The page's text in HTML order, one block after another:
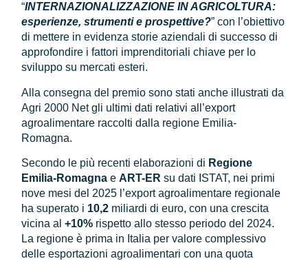
“INTERNAZIONALIZZAZIONE IN AGRICOLTURA:
esperienze, strumenti e prospettive?” con l’obiettivo
di mettere in evidenza storie aziendali di successo di
approfondire i fattori imprenditoriali chiave per lo
sviluppo su mercati esteri.
Alla consegna del premio sono stati anche illustrati da
Agri 2000 Net gli ultimi dati relativi all’export
agroalimentare raccolti dalla regione Emilia-
Romagna.
Secondo le più recenti elaborazioni di Regione
Emilia-Romagna eART-ER su dati ISTAT, nei primi
nove mesi del 2025 l’export agroalimentare regionale
ha superato i 10,2 miliardi di euro, con una crescita
vicina al+10% rispetto allo stesso periodo del 2024.
La regione è prima in Italia per valore complessivo
delle esportazioni agroalimentari con una quota